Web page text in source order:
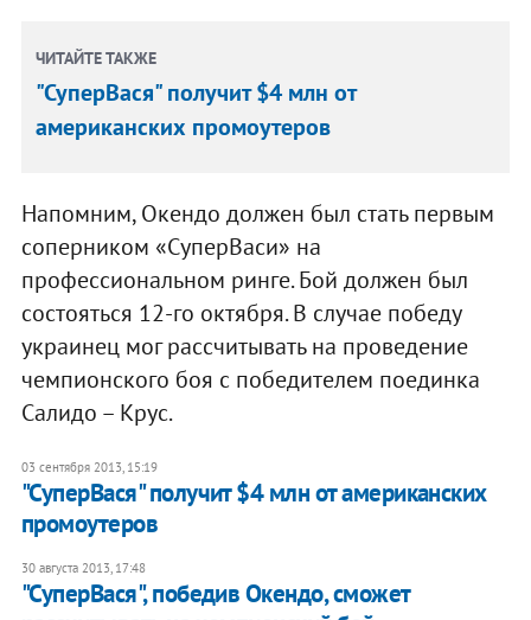
ЧИТАЙТЕ ТАКЖЕ
"СуперВася" получит $4 млн от
американских промоутеров
Напомним, Окендо должен был стать первым
соперником «СуперВаси» на
профессиональном ринге. Бой должен был
состояться 12-го октября. В случае победу
украинец мог рассчитывать на проведение
чемпионского боя с победителем поединка
Салидо – Крус.
03 сентября 2013, 15:19
"СуперВася" получит $4 млн от американских
промоутеров
30 августа 2013, 17:48
"СуперВася", победив Окендо, сможет